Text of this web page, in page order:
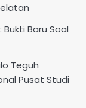
Baru Soal
Teguh
Pusat Studi